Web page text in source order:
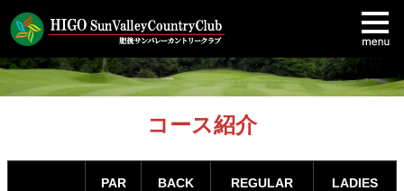
コース紹介
PAR BACK REGULAR LADIES